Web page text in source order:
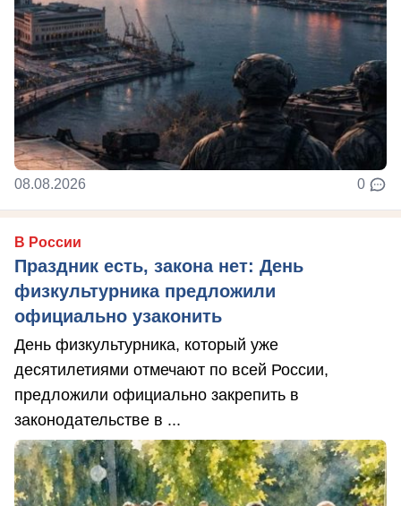
08.08.2026 0
В России
Праздник есть, закона нет: День
физкультурника предложили
официально узаконить
День физкультурника, который уже
десятилетиями отмечают по всей России,
предложили официально закрепить в
законодательстве в ...